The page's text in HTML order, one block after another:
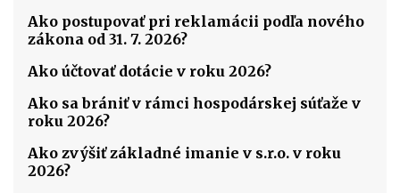
Ako postupovať pri reklamácii podľa nového
zákona od 31. 7. 2026?
Ako účtovať dotácie v roku 2026?
Ako sa brániť v rámci hospodárskej súťaže v
roku 2026?
Ako zvýšiť základné imanie v s.r.o. v roku
2026?